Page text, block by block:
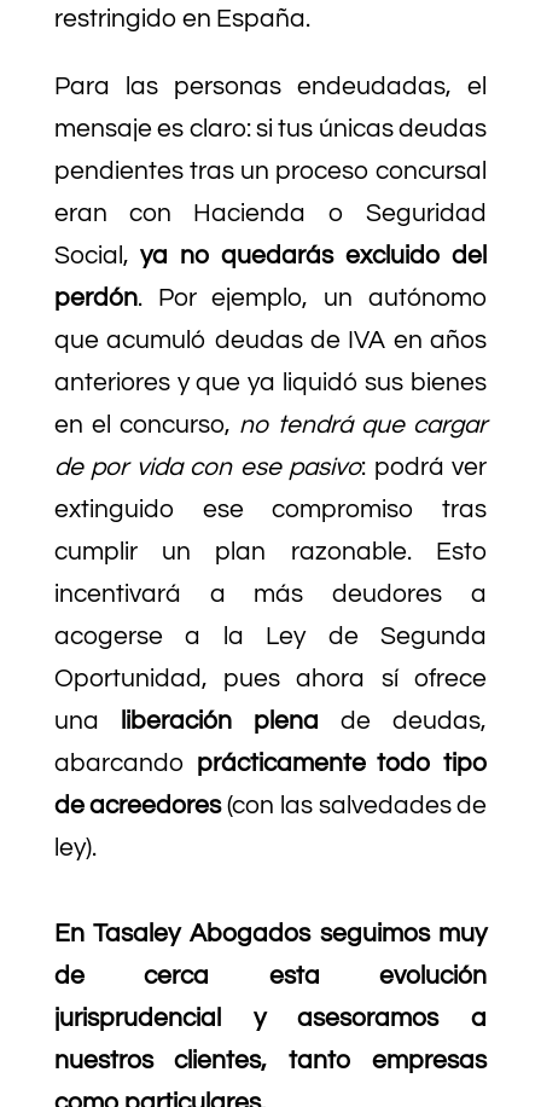
restringido en España.
Para las personas endeudadas, el
mensaje es claro: si tus únicas deudas
pendientes tras un proceso concursal
eran con Hacienda o Seguridad
Social,ya no quedarás excluido del
perdón. Por ejemplo, un autónomo
que acumuló deudas de IVA en años
anteriores y que ya liquidó sus bienes
en el concurso, no tendrá que cargar
de por vida con ese pasivo: podrá ver
extinguido ese compromiso tras
cumplir un plan razonable. Esto
incentivará a más deudores a
acogerse a la Ley de Segunda
Oportunidad, pues ahora sí ofrece
una
liberación plena de deudas,
abarcando prácticamente todo tipo
de acreedores(con las salvedades de
ley).
En Tasaley Abogados seguimos muy
de cerca esta evolución
jurisprudencial y asesoramos a
nuestros clientes, tanto empresas